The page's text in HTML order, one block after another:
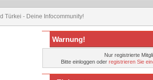
Türkei - Deine Infocommunity!
Warnung!
Nur registrierte
Bitte einloggen oder registrieren Sie